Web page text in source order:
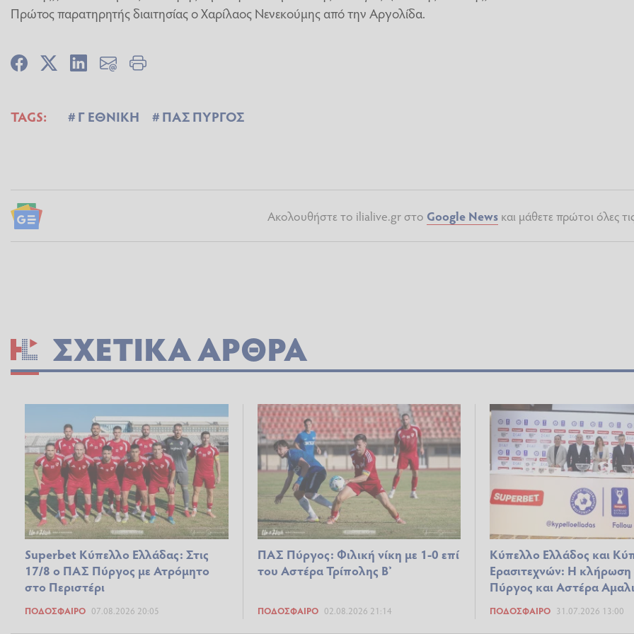
Πρώτος παρατηρητής διαιτησίας ο Χαρίλαος Νενεκούμης από την Αργολίδα.
TAGS: Γ ΕΘΝΙΚΗ ΠΑΣ ΠΥΡΓΟΣ
Ακολουθήστε το ilialive.gr στο Google Newsκαι μάθετε πρώτοι όλες
ΣΧΕΤΙΚΆ ΆΡΘΡΑ
Superbet Κύπελλο Ελλάδας: Στις
17/8 ο ΠΑΣ Πύργος με Ατρόμητο
στο Περιστέρι
ΠΟΔΌΣΦΑΙΡΟ 07.08.2026 20:05
ΠΑΣ Πύργος: Φιλική νίκη με 1-0 επί
του Αστέρα Τρίπολης Β’
ΠΟΔΌΣΦΑΙΡΟ 02.08.2026 21:14
Κύπελλο Ελλάδος και
Ερασιτεχνών: Η
Πύργος και Αστέρα
ΠΟΔΌΣΦΑΙΡΟ 31.07.2026 13:00